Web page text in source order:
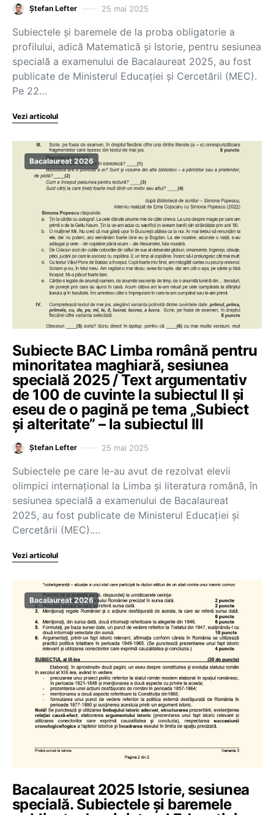
Ștefan Lefter 25 mai 2025
Subiectele și baremele de la proba obligatorie a
profilului, adică Matematică și Istorie, pentru sesiunea
specială a examenului de Bacalaureat 2025, au fost
publicate de Ministerul Educației și Cercetării (MEC).
Pe 22…
Vezi articolul
Bacalaureat 2026
Subiecte BAC Limba română pentru
minoritatea maghiară, sesiunea
specială 2025 / Text argumentativ
de 100 de cuvinte la subiectul II și
eseu de o pagină pe tema „Subiect
și alteritate” – la subiectul III
Ștefan Lefter 25 mai 2025
Subiectele pe care le-au avut de rezolvat elevii
olimpici internațional la Limba și literatura română, în
sesiunea specială a examenului de Bacalaureat
2025, au fost publicate de Ministerul Educației și
Cercetării (MEC).…
Vezi articolul
Bacalaureat 2026
Bacalaureat 2025 Istorie, sesiunea
specială. Subiectele și baremele